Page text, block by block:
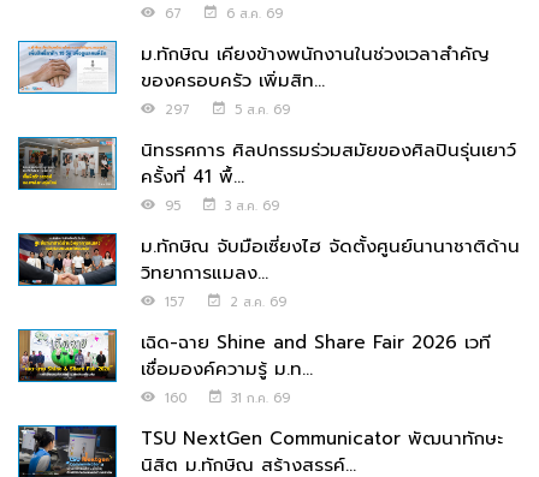
67 6 ส.ค. 69
ม.ทักษิณ เคียงข้างพนักงานในช่วงเวลาสำคัญ
ของครอบครัว เพิ่มสิท...
297 5 ส.ค. 69
นิทรรศการ ศิลปกรรมร่วมสมัยของศิลปินรุ่นเยาว์
ครั้งที่ 41 พื้...
95 3 ส.ค. 69
ม.ทักษิณ จับมือเซี่ยงไฮ จัดตั้งศูนย์นานาชาติด้าน
วิทยาการแมลง...
157 2 ส.ค. 69
เฉิด-ฉาย Shine and Share Fair 2026 เวที
เชื่อมองค์ความรู้ ม.ท...
160 31 ก.ค. 69
TSU NextGen Communicator พัฒนาทักษะ
นิสิต ม.ทักษิณ สร้างสรรค์...